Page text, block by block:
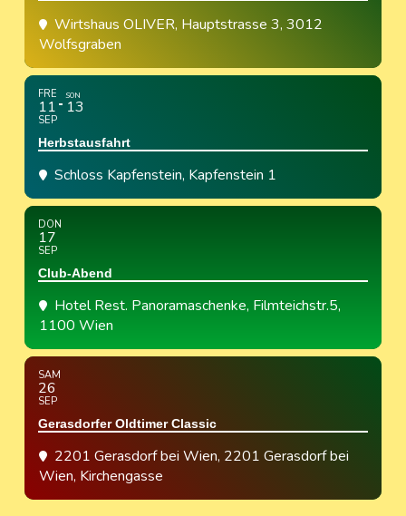
Wirtshaus OLIVER, Hauptstrasse 3, 3012
Wolfsgraben
FRE
11
SEP
SON
13
Herbstausfahrt
Schloss Kapfenstein, Kapfenstein 1
DON
17
SEP
Club-Abend
Hotel Rest. Panoramaschenke, Filmteichstr.5,
1100 Wien
SAM
26
SEP
Gerasdorfer Oldtimer Classic
2201 Gerasdorf bei Wien, 2201 Gerasdorf bei
Wien, Kirchengasse